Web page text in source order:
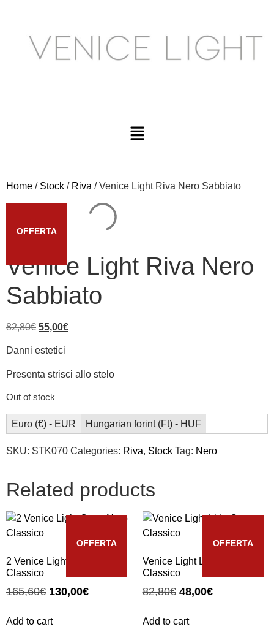
Home / Stock / Riva / Venice Light Riva Nero Sabbiato
OFFERTA
Venice Light Riva Nero
Sabbiato
82,80€ 55,00€
Danni estetici
Presenta strisci allo stelo
Out of stock
Euro (€) - EUR Hungarian forint (Ft) - HUF
SKU: STK070 Categories: Riva, Stock Tag: Nero
Related products
OFFERTA
2 Venice Light Corte Nero
Classico
165,60€ 130,00€
Add to cart
OFFERTA
Venice Light Lido Oro
Classico
82,80€ 48,00€
Add to cart